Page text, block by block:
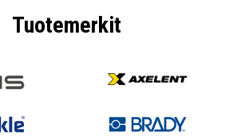
Tuotemerkit